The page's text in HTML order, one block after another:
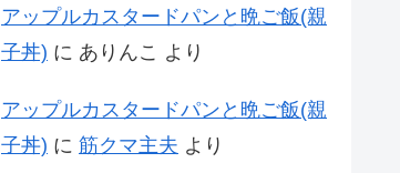
アップルカスタードパンと晩ご飯(親
子丼) に ありんこ より
アップルカスタードパンと晩ご飯(親
子丼) に 筋クマ主夫 より